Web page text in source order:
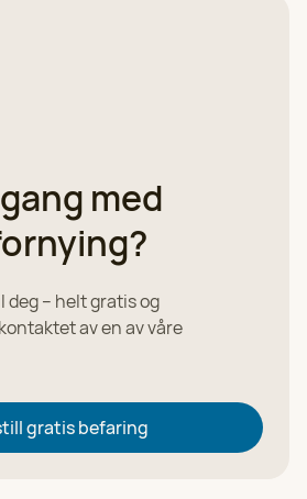
Bergen
Oslo
Haugesund
med
deg – helt gratis og
av en av våre
gratis befaring